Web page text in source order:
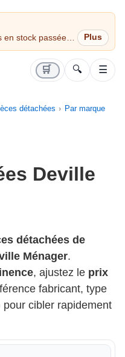
stock passées
même (jours
🛒 🔍 ☰
détachées
Par marque
Deville
détachées de
Ménager.
, ajustez le prix
fabricant, type
pour cibler rapidement